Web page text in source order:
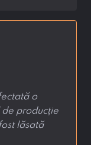
o
de producție
lăsată